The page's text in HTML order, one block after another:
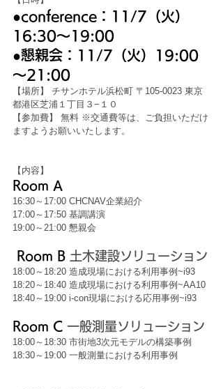
●conference：11/7（火）
16:30～19:00
●懇親会：11/7（火）19:00
～21:00
【場所】 チサンホテル浜松町 〒105-0023 東京
都港区芝浦１丁目３−１０
【参加費】 無料 ※交通費等は、ご負担いただけ
ますようお願いいたします。
【内容】
Room A
16:30～17:00 CHCNAV企業紹介
17:00～17:50 基調講演
19:00～21:00 懇親会
Room B 土木建設ソリューション
18:00～18:20 造成現場における利用事例~i93
18:20～18:40 造成現場における利用事例~AA10
18:40～19:00 i-con現場における応用事例~i93
Room C 一般測量ソリューション
18:00～18:30 市街地3次元モデルの構築事例
18:30～19:00 一般測量における利用事例